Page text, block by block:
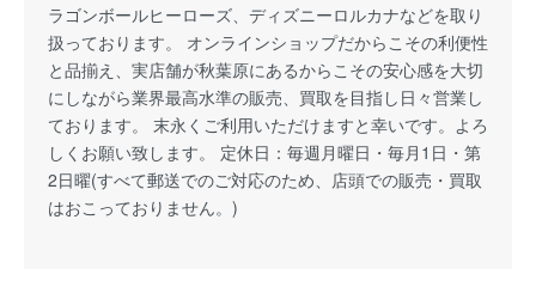
ラゴンボールヒーローズ、ディズニーロルカナなどを取り
扱っております。 オンラインショップだからこその利便性
と品揃え、実店舗が秋葉原にあるからこその安心感を大切
にしながら業界最高水準の販売、買取を目指し日々営業し
ております。 末永くご利用いただけますと幸いです。よろ
しくお願い致します。 定休日：毎週月曜日・毎月1日・第
2日曜(すべて郵送でのご対応のため、店頭での販売・買取
はおこっておりません。)